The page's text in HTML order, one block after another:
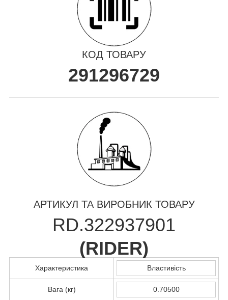
КОД ТОВАРУ
291296729
АРТИКУЛ ТА ВИРОБНИК ТОВАРУ
RD.322937901
(RIDER)
Характеристика Властивість
Вага (кг) 0.70500